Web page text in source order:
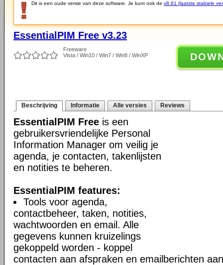
Dit is een oude versie van deze software. Je kunt ook de v8.61 (laatste stabiele
EssentialPIM Free v3.23
Freeware
Vista / Win10 / Win7 / Win8 / WinXP
Beschrijving Informatie Alle versies Reviews
EssentialPIM Free is een
gebruikersvriendelijke Personal
Information Manager om veilig je
agenda, je contacten, takenlijsten
en notities te beheren.
EssentialPIM features:
Tools voor agenda,
contactbeheer, taken, notities,
wachtwoorden en email. Alle
gegevens kunnen kruizelings
gekoppeld worden - koppel
contacten aan afspraken en emailberichten